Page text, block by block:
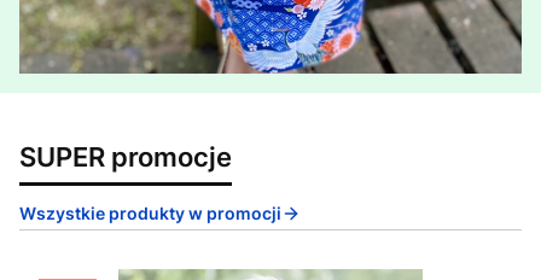
SUPER promocje
Wszystkie produkty w promocji